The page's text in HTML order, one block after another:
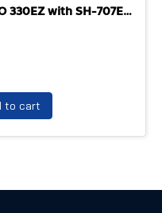
สำหรับช่างภาพที่มีกล้องมิSLIK PRO 330EZ with SH-707E multi-action pan head
to cart